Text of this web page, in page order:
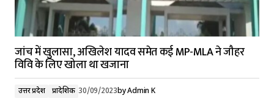
जांच में खुलासा, अखिलेश यादव समेत कई MP-MLA ने जौहर
विवि के लिए खोला था खजाना
उत्तर प्रदेश प्रादेशिक 30/09/2023byAdmin K